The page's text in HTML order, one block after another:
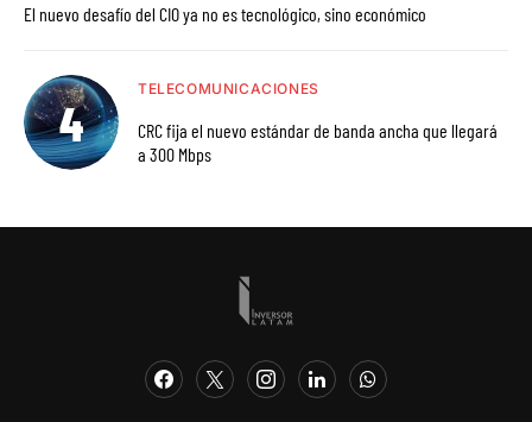
El nuevo desafío del CIO ya no es tecnológico, sino económico
TELECOMUNICACIONES
CRC fija el nuevo estándar de banda ancha que llegará
a 300 Mbps